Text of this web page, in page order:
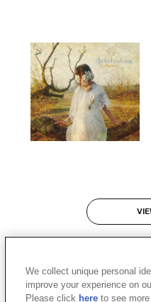
We collect unique personal
improve your experience on
Please click hereto see